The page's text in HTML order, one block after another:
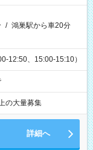
/ 鴻巣駅から車20分
12:50、15:00-15:10）
の大量募集
詳細へ